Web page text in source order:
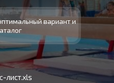
вариант и
лист.xls